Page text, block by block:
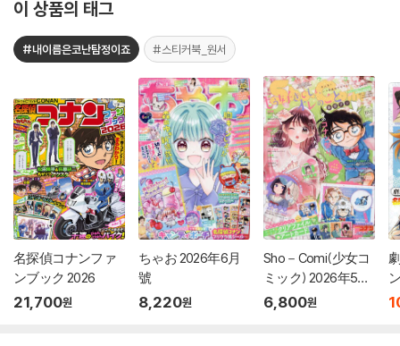
이 상품의 태그
#내이름은코난탐정이죠 #스티커북_원서
名探偵コナンファ
ンブック 2026
21,700원
ちゃお 2026年6月
號
8,220원
Sho－Comi(少女コ
ミック) 2026年5月
20日號
6,800원